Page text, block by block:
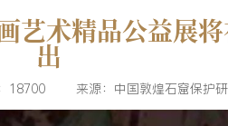
术精品公益展
出
18700 来源：中国敦煌石窟保护